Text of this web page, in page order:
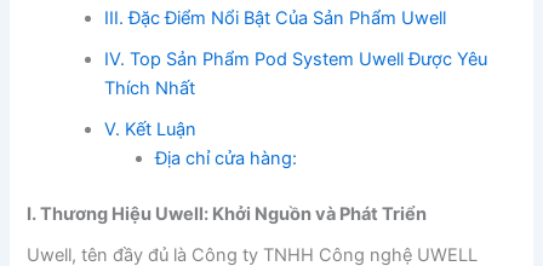
III. Đặc Điểm Nổi Bật Của Sản Phẩm Uwell
IV. Top Sản Phẩm Pod System Uwell Được Yêu
Thích Nhất
V. Kết Luận
Địa chỉ cửa hàng:
I. Thương Hiệu Uwell: Khởi Nguồn và Phát Triển
Uwell, tên đầy đủ là Công ty TNHH Công nghệ UWELL